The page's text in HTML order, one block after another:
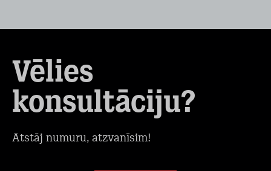
Vēlies
konsultāciju?
Atstāj numuru, atzvanīsim!